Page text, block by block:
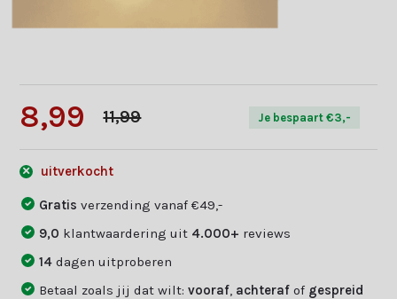
8,99 11,99 Je bespaart €3,-
uitverkocht
Gratisverzending vanaf €49,-
9,0 klantwaardering uit 4.000+ reviews
14dagen uitproberen
Betaal zoals jij dat wilt:vooraf achteraf of gespreid